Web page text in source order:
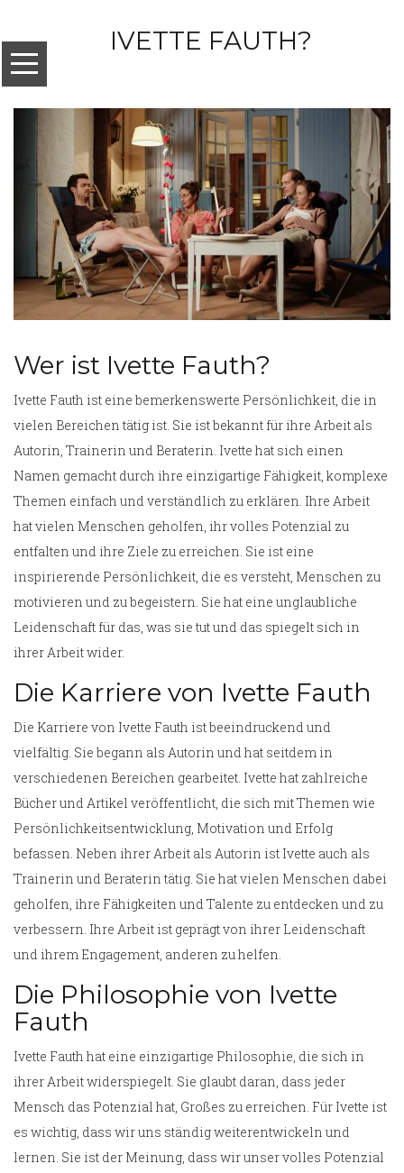
IVETTE FAUTH?
Wer ist Ivette Fauth?
Ivette Fauth ist eine bemerkenswerte Persönlichkeit, die in
vielen Bereichen tätig ist. Sie ist bekannt für ihre Arbeit als
Autorin, Trainerin und Beraterin. Ivette hat sich einen
Namen gemacht durch ihre einzigartige Fähigkeit, komplexe
Themen einfach und verständlich zu erklären. Ihre Arbeit
hat vielen Menschen geholfen, ihr volles Potenzial zu
entfalten und ihre Ziele zu erreichen. Sie ist eine
inspirierende Persönlichkeit, die es versteht, Menschen zu
motivieren und zu begeistern. Sie hat eine unglaubliche
Leidenschaft für das, was sie tut und das spiegelt sich in
ihrer Arbeit wider.
Die Karriere von Ivette Fauth
Die Karriere von Ivette Fauth ist beeindruckend und
vielfältig. Sie begann als Autorin und hat seitdem in
verschiedenen Bereichen gearbeitet. Ivette hat zahlreiche
Bücher und Artikel veröffentlicht, die sich mit Themen wie
Persönlichkeitsentwicklung, Motivation und Erfolg
befassen. Neben ihrer Arbeit als Autorin ist Ivette auch als
Trainerin und Beraterin tätig. Sie hat vielen Menschen dabei
geholfen, ihre Fähigkeiten und Talente zu entdecken und zu
verbessern. Ihre Arbeit ist geprägt von ihrer Leidenschaft
und ihrem Engagement, anderen zu helfen.
Die Philosophie von Ivette
Fauth
Ivette Fauth hat eine einzigartige Philosophie, die sich in
ihrer Arbeit widerspiegelt. Sie glaubt daran, dass jeder
Mensch das Potenzial hat, Großes zu erreichen. Für Ivette ist
es wichtig, dass wir uns ständig weiterentwickeln und
lernen. Sie ist der Meinung, dass wir unser volles Potenzial